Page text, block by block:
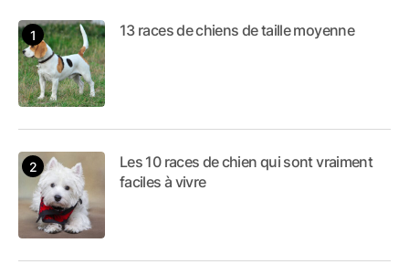
13 races de chiens de taille moyenne
Les 10 races de chien qui sont vraiment
faciles à vivre